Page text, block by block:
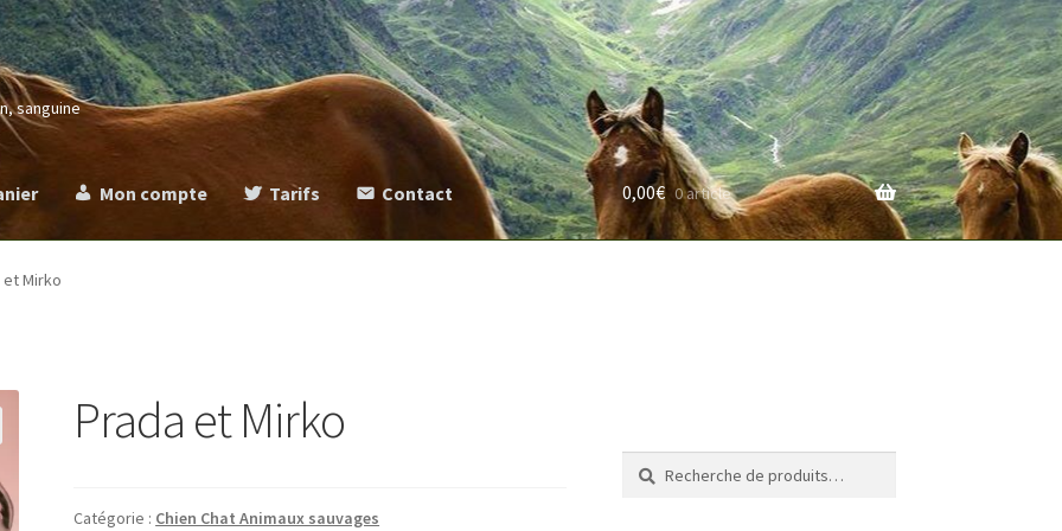
sanguine
Mon compte Tarifs Contact
Commande
0,00€ 0 article
et Mirko
Prada et Mirko
Catégorie : Chien Chat Animaux sauvages
Recherche
pour :
Recherche